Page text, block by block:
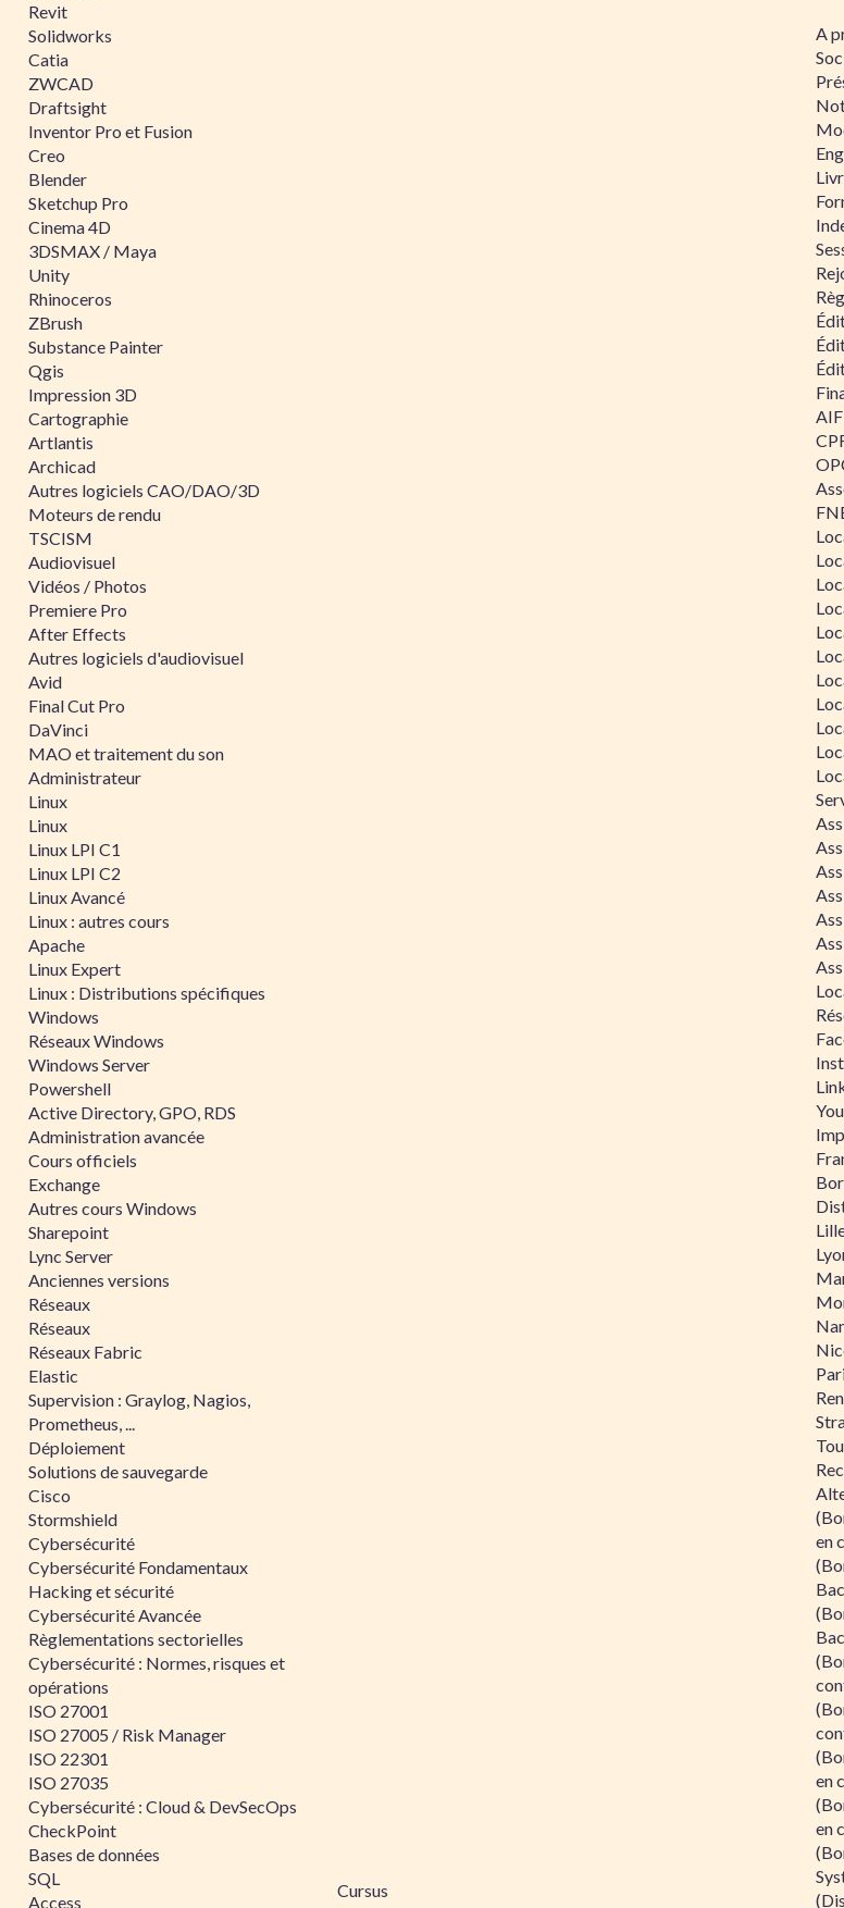
Revit
Solidworks
Catia
ZWCAD
Draftsight
Inventor Pro et Fusion
Creo
Blender
Sketchup Pro
Cinema 4D
3DSMAX / Maya
Unity
Rhinoceros
ZBrush
Substance Painter
Qgis
Impression 3D
Cartographie
Artlantis
Archicad
Autres logiciels CAO/DAO/3D
Moteurs de rendu
TSCISM
Audiovisuel
Vidéos / Photos
Premiere Pro
After Effects
Autres logiciels d'audiovisuel
Avid
Final Cut Pro
DaVinci
MAO et traitement du son
Administrateur
Linux
Linux
Linux LPI C1
Linux LPI C2
Linux Avancé
Linux : autres cours
Apache
Linux Expert
Linux : Distributions spécifiques
Windows
Réseaux Windows
Windows Server
Powershell
Active Directory, GPO, RDS
Administration avancée
Cours officiels
Exchange
Autres cours Windows
Sharepoint
Lync Server
Anciennes versions
Réseaux
Réseaux
Réseaux Fabric
Elastic
Supervision : Graylog, Nagios,
Prometheus, ...
Déploiement
Solutions de sauvegarde
Cisco
Stormshield
Cybersécurité
Cybersécurité Fondamentaux
Hacking et sécurité
Cybersécurité Avancée
Règlementations sectorielles
Cybersécurité : Normes, risques et
opérations
ISO 27001
ISO 27005 / Risk Manager
ISO 22301
ISO 27035
Cybersécurité : Cloud & DevSecOps
CheckPoint
Bases de données
SQL
Access
Cursus
A
AIF
en
en
en